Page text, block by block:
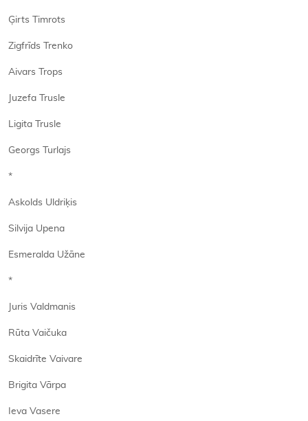
Ģirts Timrots
Zigfrīds Trenko
Aivars Trops
Juzefa Trusle
Ligita Trusle
Georgs Turlajs
*
Askolds Uldriķis
Silvija Upena
Esmeralda Užāne
*
Juris Valdmanis
Rūta Vaičuka
Skaidrīte Vaivare
Brigita Vārpa
Ieva Vasere